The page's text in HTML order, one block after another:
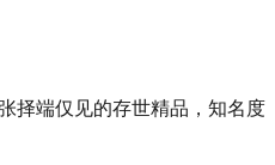
择端仅见的存世精品，知名度